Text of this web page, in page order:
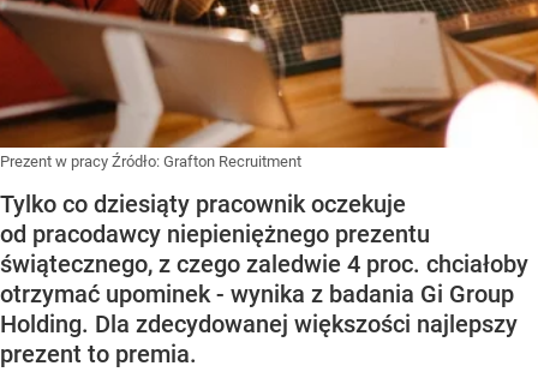
Prezent w pracy Źródło: Grafton Recruitment
Tylko co dziesiąty pracownik oczekuje
od pracodawcy niepieniężnego prezentu
świątecznego, z czego zaledwie 4 proc. chciałoby
otrzymać upominek - wynika z badania Gi Group
Holding. Dla zdecydowanej większości najlepszy
prezent to premia.